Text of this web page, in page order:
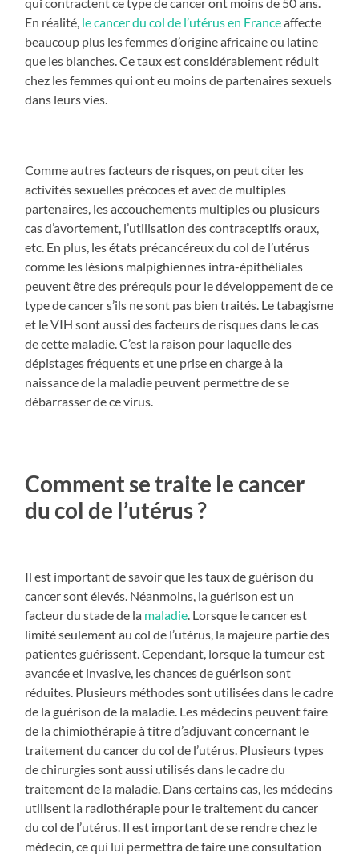
qui contractent ce type de cancer ont moins de 50 ans.
En réalité, le cancer du col de l’utérus en Franceaffecte
beaucoup plus les femmes d’origine africaine ou latine
que les blanches. Ce taux est considérablement réduit
chez les femmes qui ont eu moins de partenaires sexuels
dans leurs vies.
Comme autres facteurs de risques, on peut citer les
activités sexuelles précoces et avec de multiples
partenaires, les accouchements multiples ou plusieurs
cas d’avortement, l’utilisation des contraceptifs oraux,
etc. En plus, les états précancéreux du col de l’utérus
comme les lésions malpighiennes intra-épithéliales
peuvent être des prérequis pour le développement de ce
type de cancer s’ils ne sont pas bien traités. Le tabagisme
et le VIH sont aussi des facteurs de risques dans le cas
de cette maladie. C’est la raison pour laquelle des
dépistages fréquents et une prise en charge à la
naissance de la maladie peuvent permettre de se
débarrasser de ce virus.
Comment se traite le cancer
du col de l’utérus ?
Il est important de savoir que les taux de guérison du
cancer sont élevés. Néanmoins, la guérison est un
facteur du stade de la maladie. Lorsque le cancer est
limité seulement au col de l’utérus, la majeure partie des
patientes guérissent. Cependant, lorsque la tumeur est
avancée et invasive, les chances de guérison sont
réduites. Plusieurs méthodes sont utilisées dans le cadre
de la guérison de la maladie. Les médecins peuvent faire
de la chimiothérapie à titre d’adjuvant concernant le
traitement du cancer du col de l’utérus. Plusieurs types
de chirurgies sont aussi utilisés dans le cadre du
traitement de la maladie. Dans certains cas, les médecins
utilisent la radiothérapie pour le traitement du cancer
du col de l’utérus. Il est important de se rendre chez le
médecin, ce qui lui permettra de faire une consultation